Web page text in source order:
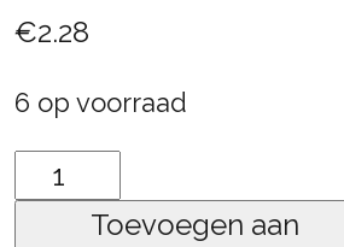
€2.28
6 op voorraad
454
crystalineToevoegen aan